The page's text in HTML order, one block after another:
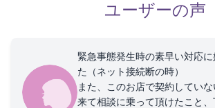
ユーザーの声
緊急事態発生時の素早い対応
た（ネット接続断の時）
また、このお店で契約してい
来て相談に乗って頂けたこと